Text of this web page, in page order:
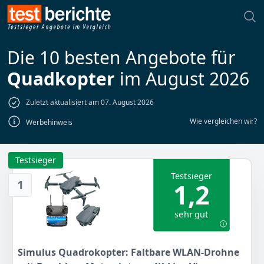
Die 10 besten Angebote für
Quadkopter im August 2026
Zuletzt aktualisiert am 07. August 2026
Werbehinweis
Wie vergleichen wir?
1
Testsieger
Testsieger
1,2
sehr gut
Simulus Quadrokopter: Faltbare WLAN-Drohne